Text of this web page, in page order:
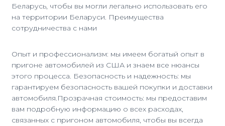
Беларусь, чтобы вы могли легально использовать его
на территории Беларуси. Преимущества
сотрудничества с нами
Опыт и профессионализм: мы имеем богатый опыт в
пригоне автомобилей из США и знаем все нюансы
этого процесса. Безопасность и надежность: мы
гарантируем безопасность вашей покупки и доставки
автомобиля.Прозрачная стоимость: мы предоставим
вам подробную информацию о всех расходах,
связанных с пригоном автомобиля, чтобы вы всегда